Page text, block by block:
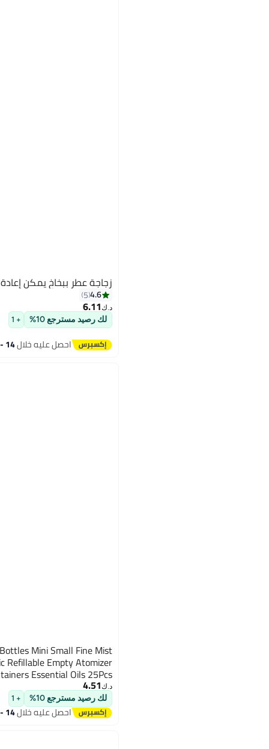
زجاجة عطر ببخاخ يمكن إعادة ملئها
4.6
5
د.ك‏6.11
لك رصيد مسترجع 10% + 1
احصل عليه خلال14 - 15 اغسطس
Mini Small Fine Mist
Refillable Empty Atomizer
Essential Oils 25Pcs
د.ك‏4.51
لك رصيد مسترجع 10% + 1
احصل عليه خلال14 - 15 اغسطس